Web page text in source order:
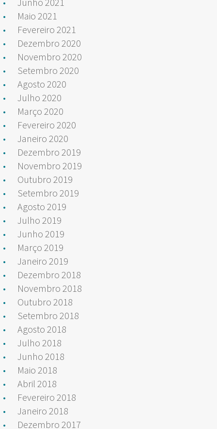
Maio 2021
Fevereiro 2021
Dezembro 2020
Novembro 2020
Setembro 2020
Agosto 2020
Julho 2020
Março 2020
Fevereiro 2020
Janeiro 2020
Dezembro 2019
Novembro 2019
Outubro 2019
Setembro 2019
Agosto 2019
Julho 2019
Junho 2019
Março 2019
Janeiro 2019
Dezembro 2018
Novembro 2018
Outubro 2018
Setembro 2018
Agosto 2018
Julho 2018
Junho 2018
Maio 2018
Abril 2018
Fevereiro 2018
Janeiro 2018
Dezembro 2017